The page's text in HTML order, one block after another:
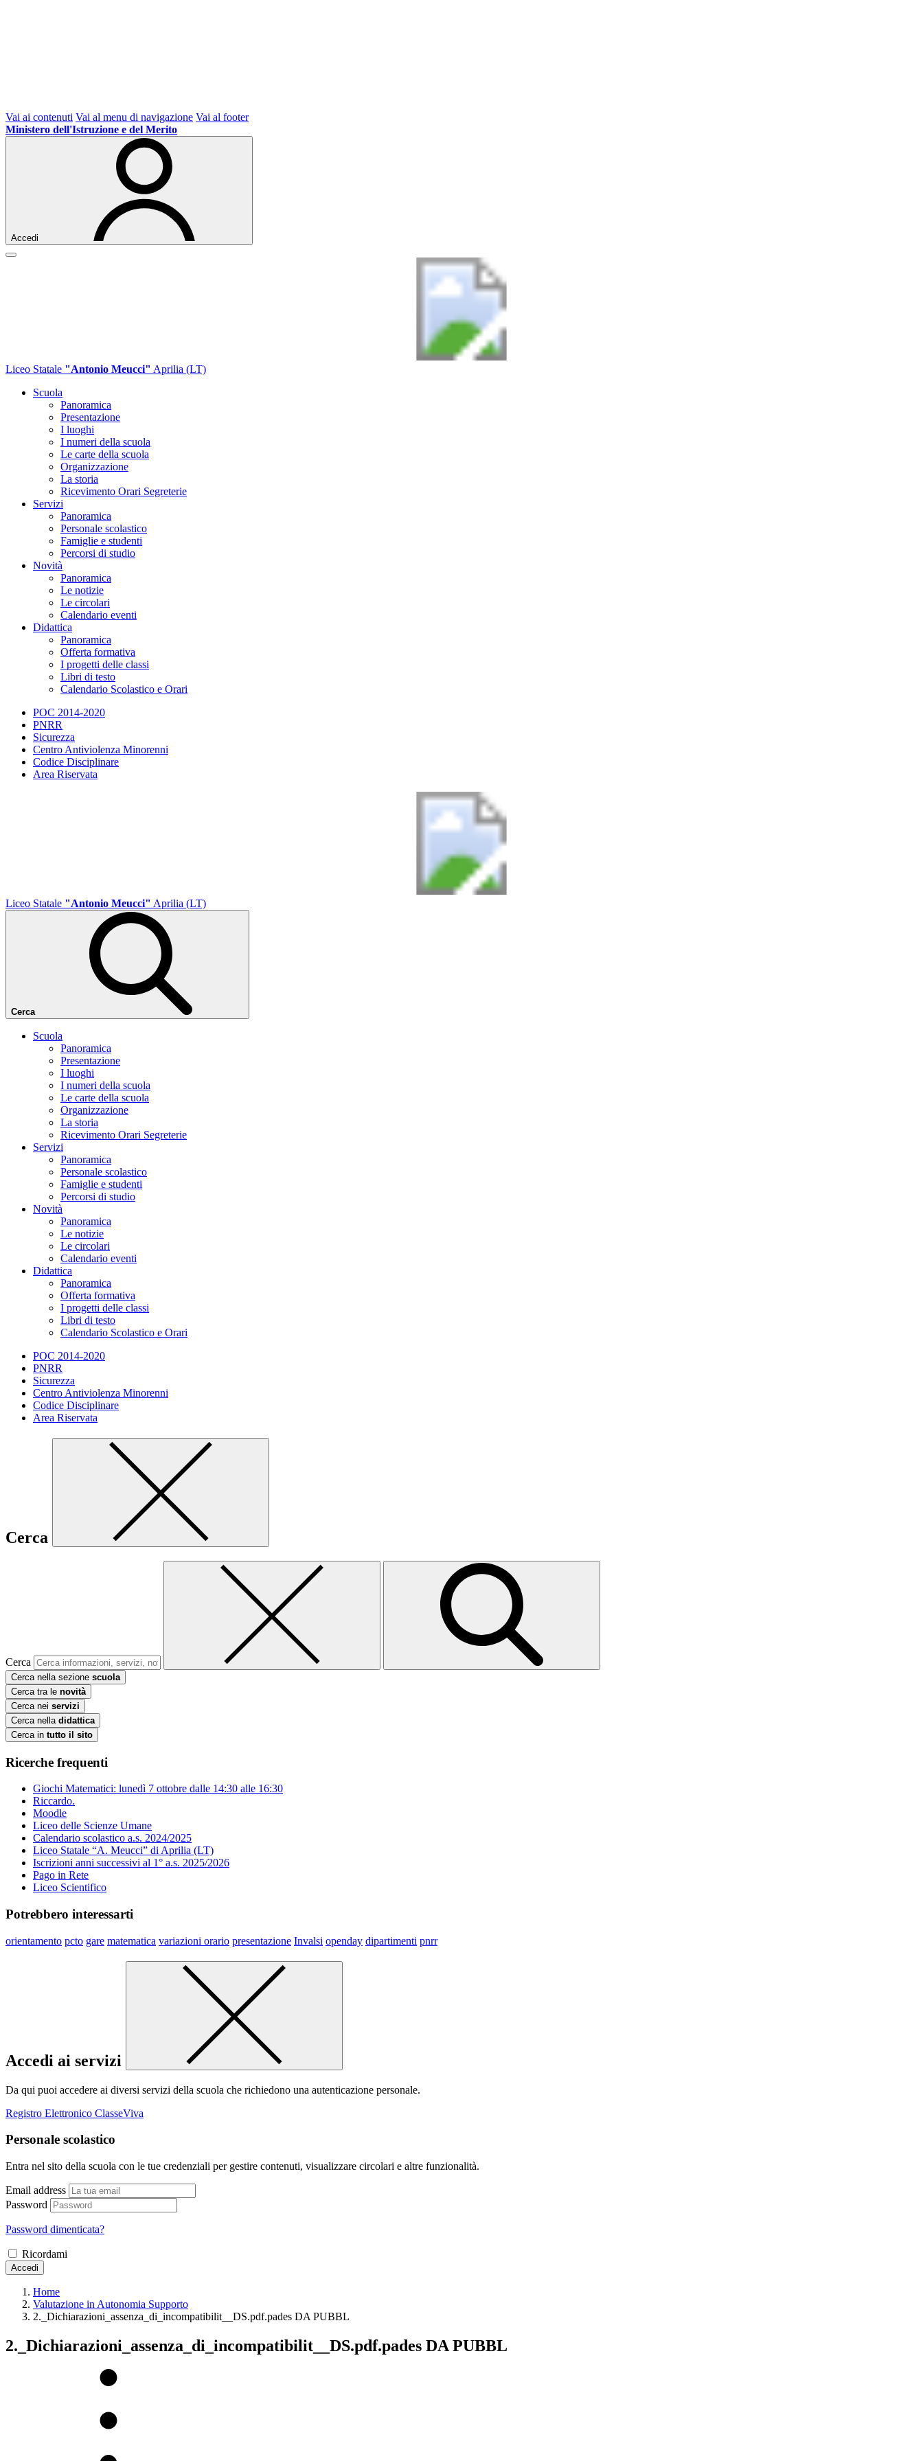
Vai ai contenuti Vai al menu di navigazione Vai al footer
Ministero dell'Istruzione e del Merito
Accedi
Liceo Statale "Antonio Meucci" Aprilia (LT)
Scuola
Panoramica
Presentazione
I luoghi
I numeri della scuola
Le carte della scuola
Organizzazione
La storia
Ricevimento Orari Segreterie
Servizi
Panoramica
Personale scolastico
Famiglie e studenti
Percorsi di studio
Novità
Panoramica
Le notizie
Le circolari
Calendario eventi
Didattica
Panoramica
Offerta formativa
I progetti delle classi
Libri di testo
Calendario Scolastico e Orari
POC 2014-2020
PNRR
Sicurezza
Centro Antiviolenza Minorenni
Codice Disciplinare
Area Riservata
Liceo Statale "Antonio Meucci" Aprilia (LT)
Cerca
Scuola
Panoramica
Presentazione
I luoghi
I numeri della scuola
Le carte della scuola
Organizzazione
La storia
Ricevimento Orari Segreterie
Servizi
Panoramica
Personale scolastico
Famiglie e studenti
Percorsi di studio
Novità
Panoramica
Le notizie
Le circolari
Calendario eventi
Didattica
Panoramica
Offerta formativa
I progetti delle classi
Libri di testo
Calendario Scolastico e Orari
POC 2014-2020
PNRR
Sicurezza
Centro Antiviolenza Minorenni
Codice Disciplinare
Area Riservata
Cerca
Cerca
Cerca nella sezione scuola
Cerca tra le novità
Cerca nei servizi
Cerca nella didattica
Cerca in tutto il sito
Ricerche frequenti
Giochi Matematici: lunedì 7 ottobre dalle 14:30 alle 16:30
Riccardo.
Moodle
Liceo delle Scienze Umane
Calendario scolastico a.s. 2024/2025
Liceo Statale “A. Meucci” di Aprilia (LT)
Iscrizioni anni successivi al 1° a.s. 2025/2026
Pago in Rete
Liceo Scientifico
Potrebbero interessarti
orientamento pcto gare matematica variazioni orario presentazione Invalsi openday dipartimenti pnrr
Accedi ai servizi
Da qui puoi accedere ai diversi servizi della scuola che richiedono una autenticazione personale.
Registro Elettronico ClasseViva
Personale scolastico
Entra nel sito della scuola con le tue credenziali per gestire contenuti, visualizzare circolari e altre funzionalità.
Email address
Password
Password dimenticata?
Ricordami
Accedi
Home
Valutazione in Autonomia Supporto
2._Dichiarazioni_assenza_di_incompatibilit__DS.pdf.pades DA PUBBL
2._Dichiarazioni_assenza_di_incompatibilit__DS.pdf.pades DA PUBBL